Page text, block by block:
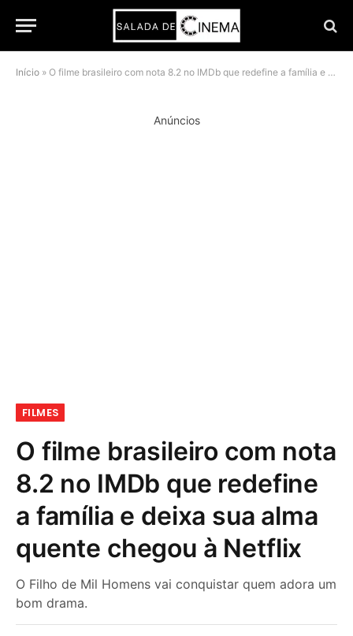
Início » O filme brasileiro com nota 8.2 no IMDb que redefine a família e deixa sua alma quente chegou à Netflix
Anúncios
FILMES
O filme brasileiro com nota
8.2 no IMDb que redefine
a família e deixa sua alma
quente chegou à Netflix
O Filho de Mil Homens vai conquistar quem adora um
bom drama.